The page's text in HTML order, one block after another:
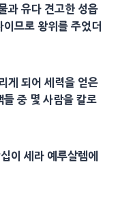
과 유다 견고한 성읍
이므로 왕위를 주었더
게 되어 세력을 얻은
들 중 몇 사람을 칼로
이 세라 예루살렘에